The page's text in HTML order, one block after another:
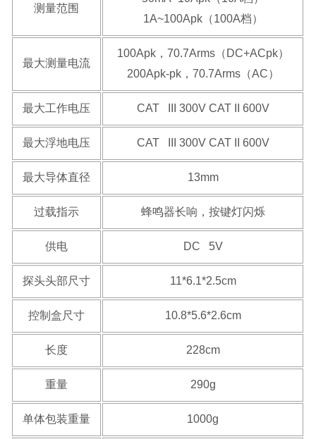
测量范围
1A~100Apk（100A档）
最大测量电流
100Apk，70.7Arms（DC+ACpk）
200Apk-pk，70.7Arms（AC）
最大工作电压 CAT III 300V CAT II 600V
最大浮地电压 CAT III 300V CAT II 600V
最大导体直径 13mm
过载指示 蜂鸣器长响，按键灯闪烁
供电 DC 5V
探头头部尺寸 11*6.1*2.5cm
控制盒尺寸 10.8*5.6*2.6cm
长度 228cm
重量 290g
单体包装重量 1000g